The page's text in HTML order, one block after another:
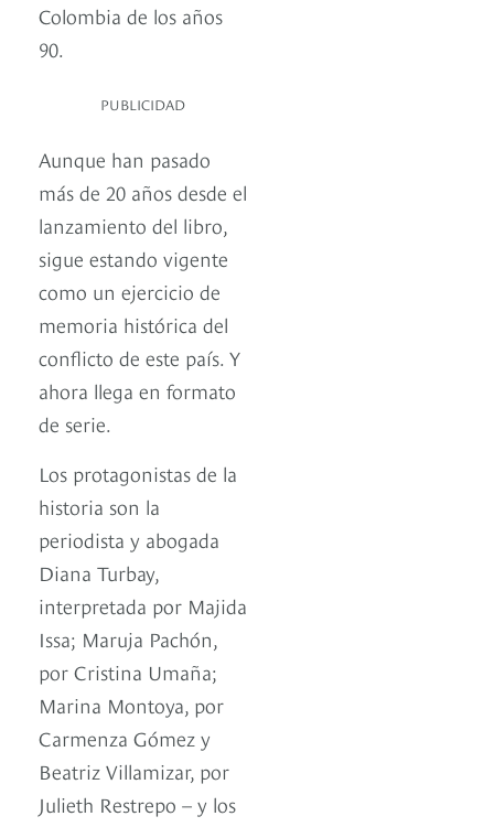
Colombia de los años
90.
PUBLICIDAD
Aunque han pasado
más de 20 años desde el
lanzamiento del libro,
sigue estando vigente
como un ejercicio de
memoria histórica del
conflicto de este país. Y
ahora llega en formato
de serie.
Los protagonistas de la
historia son la
periodista y abogada
Diana Turbay,
interpretada por Majida
Issa; Maruja Pachón,
por Cristina Umaña;
Marina Montoya, por
Carmenza Gómez y
Beatriz Villamizar, por
Julieth Restrepo – y los